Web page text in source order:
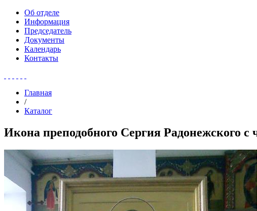
Об отделе
Информация
Председатель
Документы
Календарь
Контакты
Главная
/
Каталог
Икона преподобного Сергия Радонежского